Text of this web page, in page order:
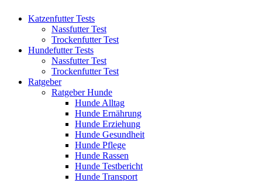
Katzenfutter Tests
Nassfutter Test
Trockenfutter Test
Hundefutter Tests
Nassfutter Test
Trockenfutter Test
Ratgeber
Ratgeber Hunde
Hunde Alltag
Hunde Ernährung
Hunde Erziehung
Hunde Gesundheit
Hunde Pflege
Hunde Rassen
Hunde Testbericht
Hunde Transport